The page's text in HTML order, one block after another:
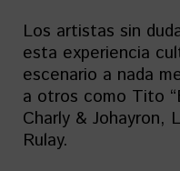
Los artistas sin
esta experiencia
escenario a nada
a otros como Tito
Charly & Johayron,
Rulay.